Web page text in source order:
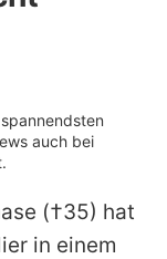
auch bei
(†35) hat
in einem